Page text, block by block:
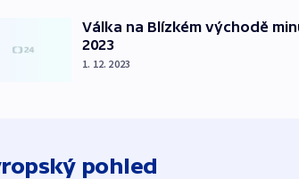
Válka na Blízkém východě
2023
1. 12. 2023
pohled